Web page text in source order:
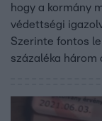
hogy a kormány
védettségi
Szerinte fontos
százaléka három
sajtóközpontot,